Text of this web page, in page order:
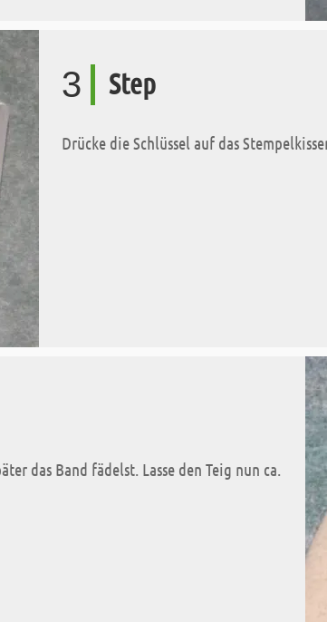
3 Step
Drücke die Schlüssel auf das
das Band fädelst. Lasse den Teig nun ca.